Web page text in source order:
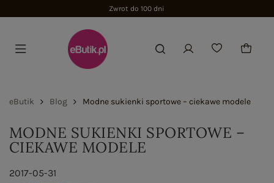
Zwrot do 100 dni
eButik Blog Modne sukienki sportowe – ciekawe modele
MODNE SUKIENKI SPORTOWE –
CIEKAWE MODELE
2017-05-31